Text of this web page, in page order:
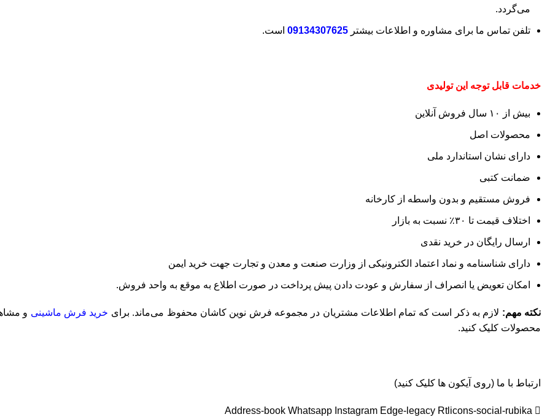
می‌گردد.
تلفن تماس ما برای مشاوره و اطلاعات بیشتر 09134307625 است.
خدمات قابل توجه این تولیدی
بیش از ۱۰ سال فروش آنلاین
محصولات اصل
دارای نشان استاندارد ملی
ضمانت کتبی
فروش مستقیم و بدون واسطه از کارخانه
اختلاف قیمت تا ۳۰٪ نسبت به بازار
ارسال رایگان در خرید نقدی
دارای شناسنامه و نماد اعتماد الکترونیکی از وزارت صنعت و معدن و تجارت جهت خرید ایمن
امکان تعویض یا انصراف از سفارش و عودت دادن پیش پرداخت در صورت اطلاع به موقع به واحد فروش.
نکته مهم: لازم به ذکر است که تمام اطلاعات مشتریان در مجموعه فرش نوین کاشان محفوظ می‌ماند. برای خرید فرش ماشینی و
محصولات کلیک کنید.
ارتباط با ما (روی آیکون ها کلیک کنید)
Address-book Whatsapp Instagram Edge-legacy Rtlicons-social-rubika